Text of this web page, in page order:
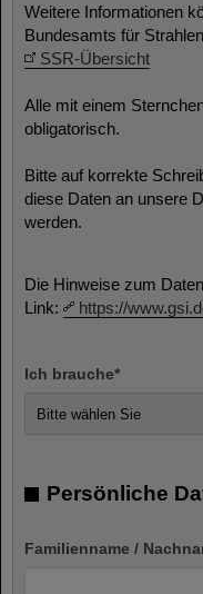
Weitere Informationen
Bundesamts für
SSR-Übersicht
Alle mit einem
obligatorisch.
Bitte auf korrekte
diese Daten an unsere
werden.
Die Hinweise zum
Link:
https://
Ich brauche*
Persönliche
Familienname /